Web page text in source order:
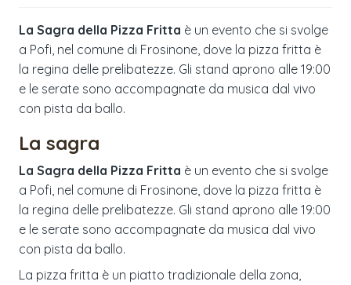
La Sagra della Pizza Fritta è un evento che si svolge
a Pofi, nel comune di Frosinone, dove la pizza fritta è
la regina delle prelibatezze. Gli stand aprono alle 19:00
e le serate sono accompagnate da musica dal vivo
con pista da ballo.
La sagra
La Sagra della Pizza Fritta è un evento che si svolge
a Pofi, nel comune di Frosinone, dove la pizza fritta è
la regina delle prelibatezze. Gli stand aprono alle 19:00
e le serate sono accompagnate da musica dal vivo
con pista da ballo.
La pizza fritta è un piatto tradizionale della zona,